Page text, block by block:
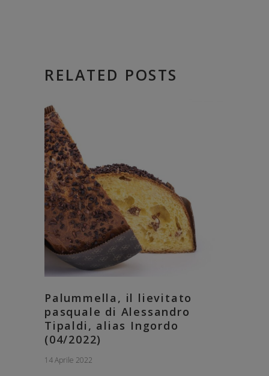
RELATED POSTS
Palummella, il lievitato
pasquale di Alessandro
Tipaldi, alias Ingordo
(04/2022)
14 Aprile 2022